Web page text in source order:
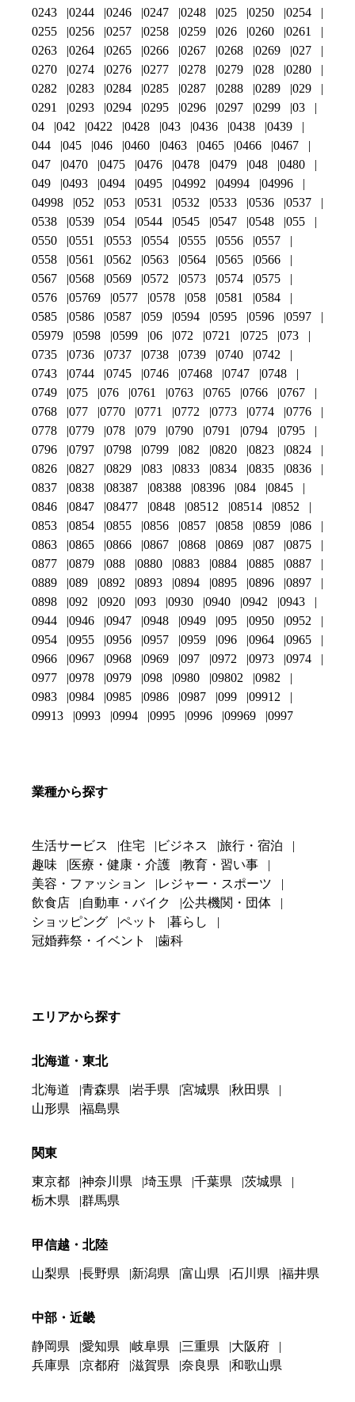
0243
0244 0246 0247 0248 025 0250
0254
0255
0256 0257 0258 0259 026 0260
0261
0263
0264 0265 0266 0267 0268 0269
027
0270
0274 0276 0277 0278 0279 028
0280
0282
0283 0284 0285 0287 0288 0289
029
0291
0293 0294 0295 0296 0297 0299
03
04
042 0422 0428 043 0436 0438
0439
044
045 046 0460 0463 0465 0466
0467
047
0470 0475 0476 0478 0479 048
0480
049
0493 0494 0495 04992 04994
04996
04998
052 053 0531 0532 0533 0536
0537
0538
0539 054 0544 0545 0547 0548
055
0550
0551 0553 0554 0555 0556
0557
0558
0561 0562 0563 0564 0565
0566
0567
0568 0569 0572 0573 0574
0575
0576
05769 0577 0578 058 0581
0584
0585
0586 0587 059 0594 0595 0596
0597
05979
0598 0599 06 072 0721 0725
073
0735
0736 0737 0738 0739 0740
0742
0743
0744 0745 0746 07468 0747
0748
0749
075 076 0761 0763 0765 0766
0767
0768
077 0770 0771 0772 0773 0774
0776
0778
0779 078 079 0790 0791 0794
0795
0796
0797 0798 0799 082 0820 0823
0824
0826
0827 0829 083 0833 0834 0835
0836
0837
0838 08387 08388 08396 084
0845
0846
0847 08477 0848 08512 08514
0852
0853
0854 0855 0856 0857 0858 0859
086
0863
0865 0866 0867 0868 0869 087
0875
0877
0879 088 0880 0883 0884 0885
0887
0889
089 0892 0893 0894 0895 0896
0897
0898
092 0920 093 0930 0940 0942
0943
0944
0946 0947 0948 0949 095 0950
0952
0954
0955 0956 0957 0959 096 0964
0965
0966
0967 0968 0969 097 0972 0973
0974
0977
0978 0979 098 0980 09802
0982
0983
0984 0985 0986 0987 099
09912
09913
0993 0994 0995 0996 09969 0997
業種から探す
生活サービス 住宅 ビジネス
旅行・宿泊
趣味
医療・健康・介護
教育・習い事
美容・ファッション
レジャー・スポーツ
飲食店
自動車・バイク
公共機関・団体
ショッピング
ペット
暮らし
冠婚葬祭・イベント
歯科
エリアから探す
北海道・東北
北海道 青森県 岩手県 宮城県
秋田県
山形県
福島県
関東
東京都 神奈川県 埼玉県 千葉県
茨城県
栃木県
群馬県
甲信越・北陸
山梨県 長野県 新潟県 富山県 石川県 福井県
中部・近畿
静岡県 愛知県 岐阜県 三重県
大阪府
兵庫県
京都府 滋賀県 奈良県 和歌山県